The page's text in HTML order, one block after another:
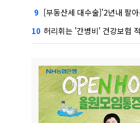
9 [부동산세 대수술]'2년내 팔아라
10 허리휘는 '간병비' 건강보험 적용하면